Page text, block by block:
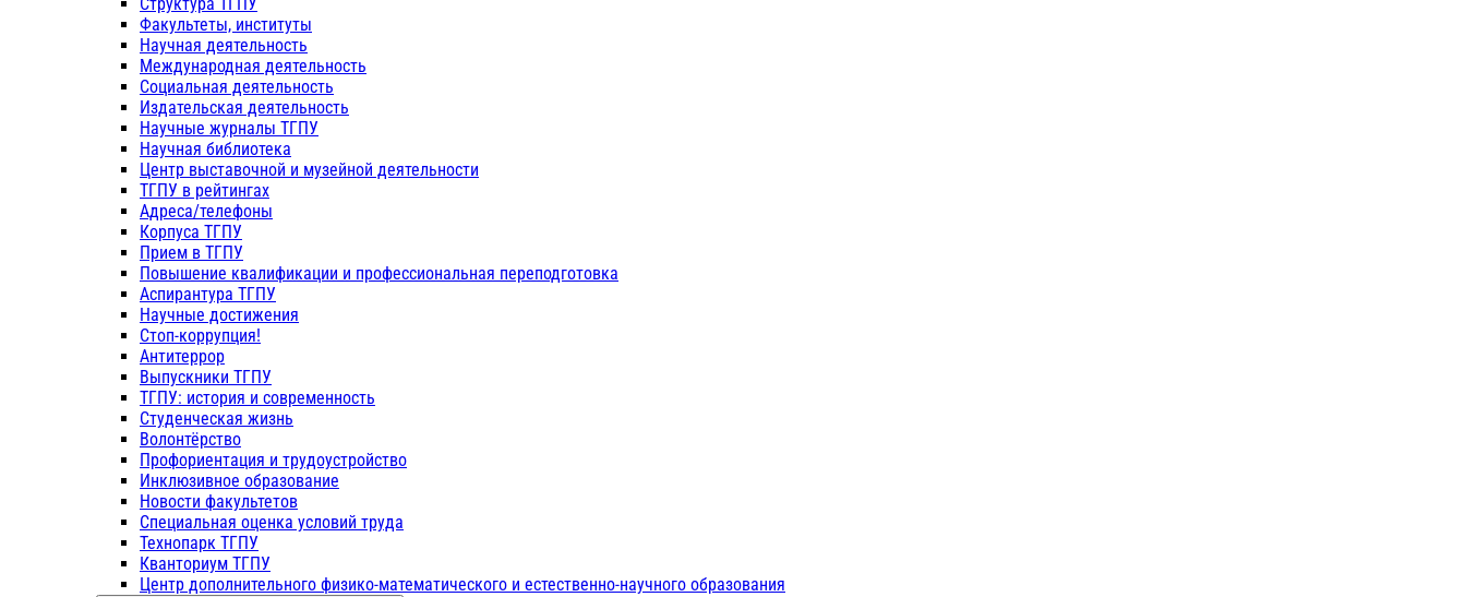
Структура ТГПУ
Факультеты, институты
Научная деятельность
Международная деятельность
Социальная деятельность
Издательская деятельность
Научные журналы ТГПУ
Научная библиотека
Центр выставочной и музейной деятельности
ТГПУ в рейтингах
Адреса/телефоны
Корпуса ТГПУ
Прием в ТГПУ
Повышение квалификации и профессиональная переподготовка
Аспирантура ТГПУ
Научные достижения
Стоп-коррупция!
Антитеррор
Выпускники ТГПУ
ТГПУ: история и современность
Студенческая жизнь
Волонтёрство
Профориентация и трудоустройство
Инклюзивное образование
Новости факультетов
Специальная оценка условий труда
Технопарк ТГПУ
Кванториум ТГПУ
Центр дополнительного физико-математического и естественно-научного образования